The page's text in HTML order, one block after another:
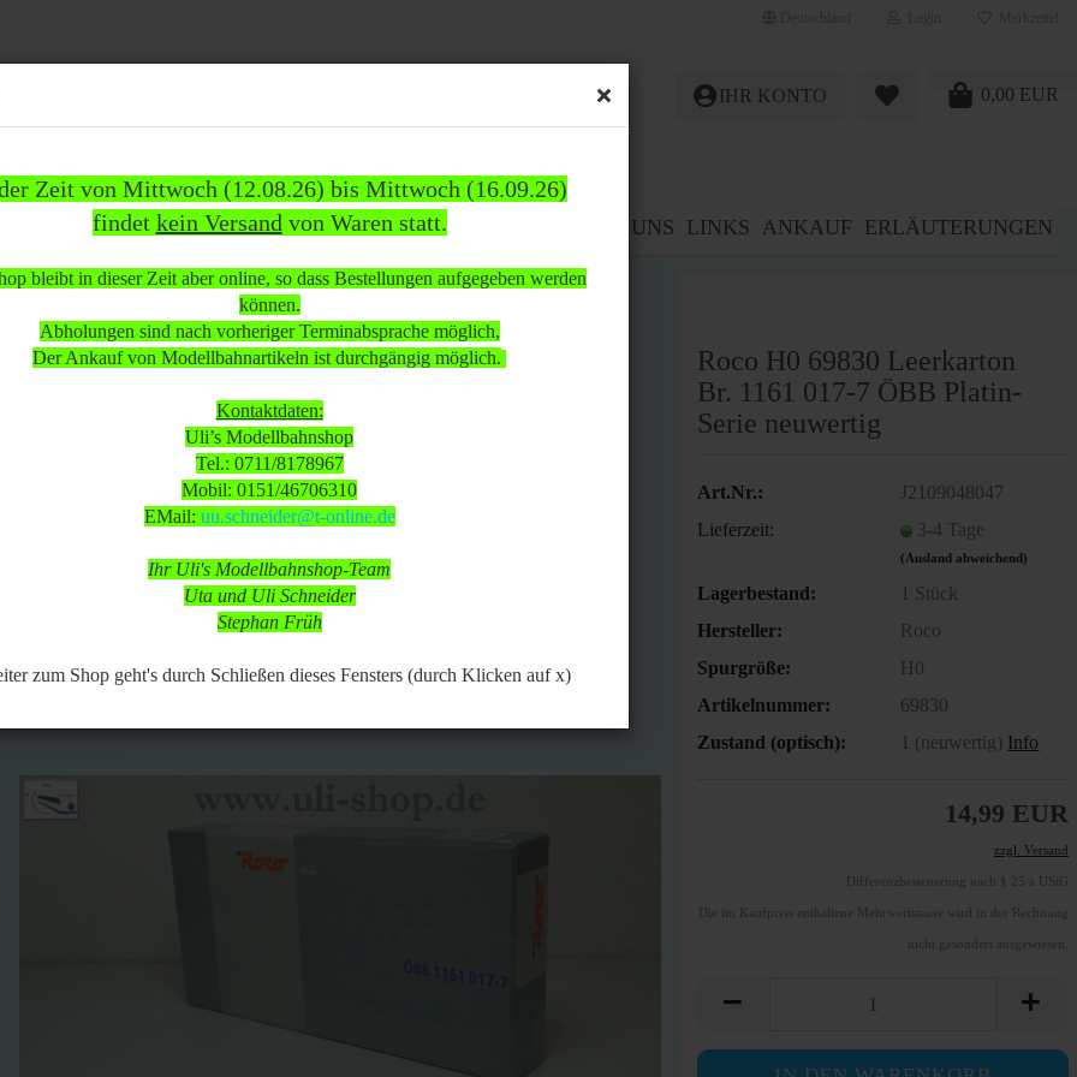
Zeit von Mittwoch (12.08.26) bis Mittwoch (16.09.26)
findet kein Versand von Waren statt.
bleibt in dieser Zeit aber online, so dass Bestellungen aufgegeben werden
können.
Abholungen sind nach vorheriger Terminabsprache möglich,
Der Ankauf von Modellbahnartikeln ist durchgängig möglich.
Kontaktdaten:
Uli’s Modellbahnshop
Tel.: 0711/8178967
Mobil: 0151/46706310
EMail: uu.schneider@t-online.de
Ihr Uli's Modellbahnshop-Team
Uta und Uli Schneider
Stephan Früh
zum Shop geht's durch Schließen dieses Fensters (durch Klicken auf x)
0,00 EUR
IHR KONTO
INFOS KUNDEN ÜBER UNS LINKS ANKAUF ERLÄUTERUNGEN
WEITERE
» »
Br. 1161 017-7 ÖBB Platin-Serie neuwertig
(12.08.26) bis Mittwoch (16.09.26)
dieser Zeit aber online, so dass Bestellungen aufgegeben werden können.
nach vorheriger Terminabsprache möglich,
Modellbahnartikeln ist durchgängig möglich.
weiter » Letzter »
Roco H0 69830 Leerkarton
Br. 1161 017-7 ÖBB Platin-
Serie neuwertig
Art.Nr.:
J2109048047
Lieferzeit:
3-4 Tage
(Ausland abweichend)
Lagerbestand: 1 Stück
Hersteller:
Roco
Spurgröße:
H0
Artikelnummer:
69830
Zustand (optisch):
1 (neuwertig) Info
14,99 EUR
zzgl. Versand
Differenzbesteuerung nach § 25 a UStG
Die im Kaufpreis enthaltene Mehrwertsteuer wird in der Rechnung
nicht gesondert ausgewiesen.